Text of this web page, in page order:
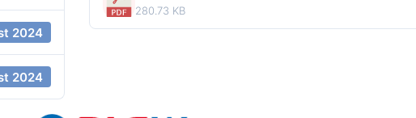
2024
2024
280.73 KB